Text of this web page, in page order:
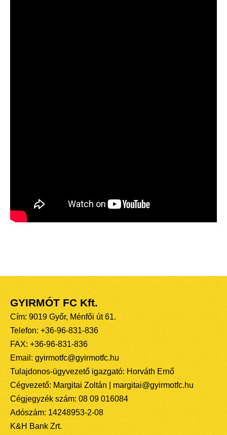
GYIRMÓT FC Kft.
Cím: 9019 Győr, Ménfői út 61.
Telefon: +36-96-831-836
FAX: +36-96-831-836
Email: gyirmotfc@gyirmotfc.hu
Tulajdonos-ügyvezető igazgató: Horváth Ernő
Cégvezető: Margitai Zoltán | margitai@gyirmotfc.hu
Cégjegyzék szám: 08 09 016084
Adószám: 14248953-2-08
K&H Bank Zrt.